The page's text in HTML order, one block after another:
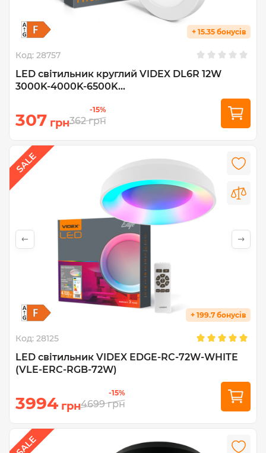
+ 15.35 бонусів
Код: 28757
LED світильник круглий VIDEX DL6R 12W
3000K-4000K-6500K...
307 грн
-15%
362 грн
+ 199.7 бонусів
Код: 28125
LED світильник VIDEX EDGE-RC-72W-WHITE
(VLE-ERC-RGB-72W)
3994 грн
-15%
4699 грн